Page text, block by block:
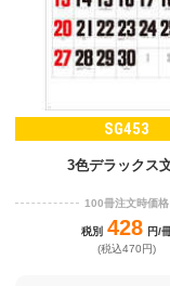
SG453
3色デラックス
100冊注文時価格
税別 428 円/
(税込470円)